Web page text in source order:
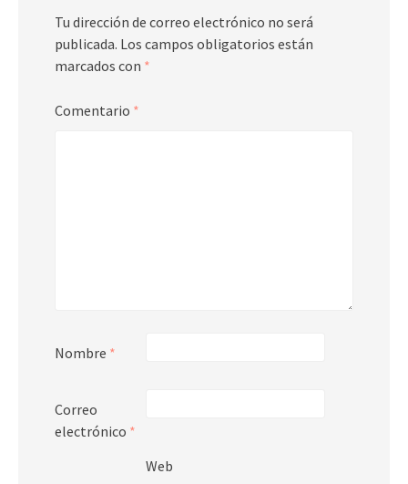
Tu dirección de correo electrónico no será
publicada. Los campos obligatorios están
marcados con *
Comentario *
Nombre *
Correo
electrónico *
Web